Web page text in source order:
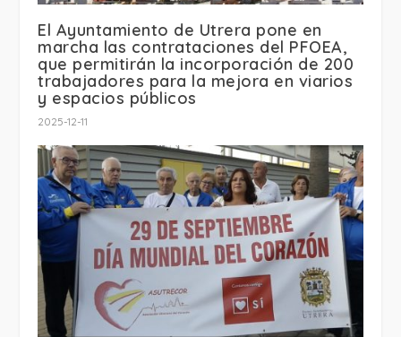
El Ayuntamiento de Utrera pone en
marcha las contrataciones del PFOEA,
que permitirán la incorporación de 200
trabajadores para la mejora en viarios
y espacios públicos
2025-12-11